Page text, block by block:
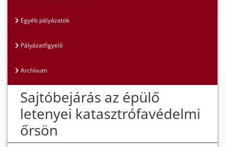
Egyéb pályázatok
Pályázatfigyelő
Archívum
Sajtóbejárás az épülő
letenyei katasztrófavédelmi
őrsön